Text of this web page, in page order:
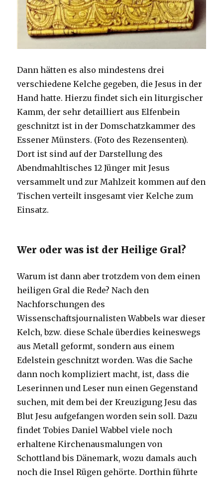
Dann hätten es also mindestens drei
verschiedene Kelche gegeben, die Jesus in der
Hand hatte. Hierzu findet sich ein liturgischer
Kamm, der sehr detailliert aus Elfenbein
geschnitzt ist in der Domschatzkammer des
Essener Münsters. (Foto des Rezensenten).
Dort ist sind auf der Darstellung des
Abendmahltisches 12 Jünger mit Jesus
versammelt und zur Mahlzeit kommen auf den
Tischen verteilt insgesamt vier Kelche zum
Einsatz.
Wer oder was ist der Heilige Gral?
Warum ist dann aber trotzdem von dem einen
heiligen Gral die Rede? Nach den
Nachforschungen des
Wissenschaftsjournalisten Wabbels war dieser
Kelch, bzw. diese Schale überdies keineswegs
aus Metall geformt, sondern aus einem
Edelstein geschnitzt worden. Was die Sache
dann noch kompliziert macht, ist, dass die
Leserinnen und Leser nun einen Gegenstand
suchen, mit dem bei der Kreuzigung Jesu das
Blut Jesu aufgefangen worden sein soll. Dazu
findet Tobies Daniel Wabbel viele noch
erhaltene Kirchenausmalungen von
Schottland bis Dänemark, wozu damals auch
noch die Insel Rügen gehörte. Dorthin führte